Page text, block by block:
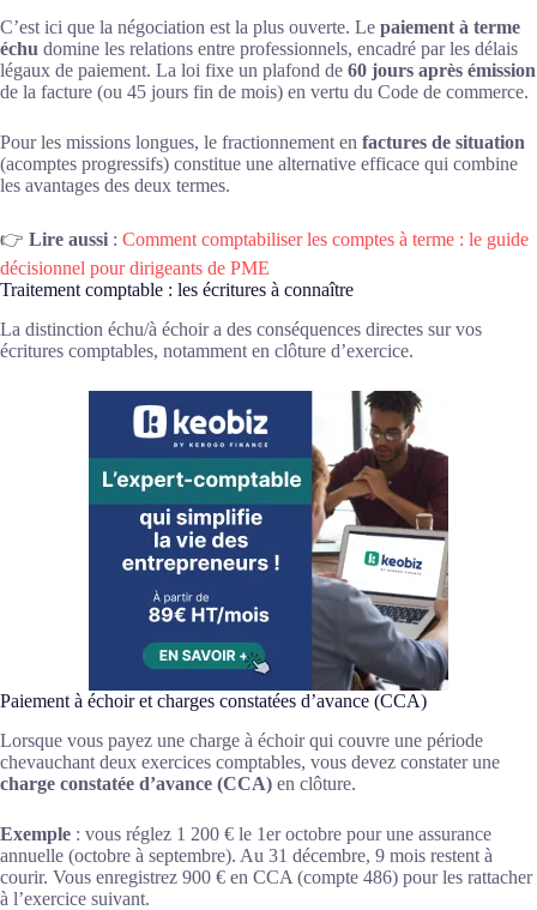
C’est ici que la négociation est la plus ouverte. Le paiement à terme
échu domine les relations entre professionnels, encadré par les délais
légaux de paiement. La loi fixe un plafond de 60 jours après émission
de la facture (ou 45 jours fin de mois) en vertu du Code de commerce.
Pour les missions longues, le fractionnement en factures de situation
(acomptes progressifs) constitue une alternative efficace qui combine
les avantages des deux termes.
👉 Lire aussi : Comment comptabiliser les comptes à terme : le guide
décisionnel pour dirigeants de PME
Traitement comptable : les écritures à connaître
La distinction échu/à échoir a des conséquences directes sur vos
écritures comptables, notamment en clôture d’exercice.
Paiement à échoir et charges constatées d’avance (CCA)
Lorsque vous payez une charge à échoir qui couvre une période
chevauchant deux exercices comptables, vous devez constater une
charge constatée d’avance (CCA) en clôture.
Exemple : vous réglez 1 200 € le 1er octobre pour une assurance
annuelle (octobre à septembre). Au 31 décembre, 9 mois restent à
courir. Vous enregistrez 900 € en CCA (compte 486) pour les rattacher
à l’exercice suivant.